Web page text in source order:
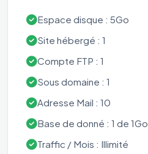
Espace disque : 5Go
Site hébergé : 1
Compte FTP : 1
Sous domaine : 1
Adresse Mail : 10
Base de donné : 1 de 1Go
Traffic / Mois : Illimité